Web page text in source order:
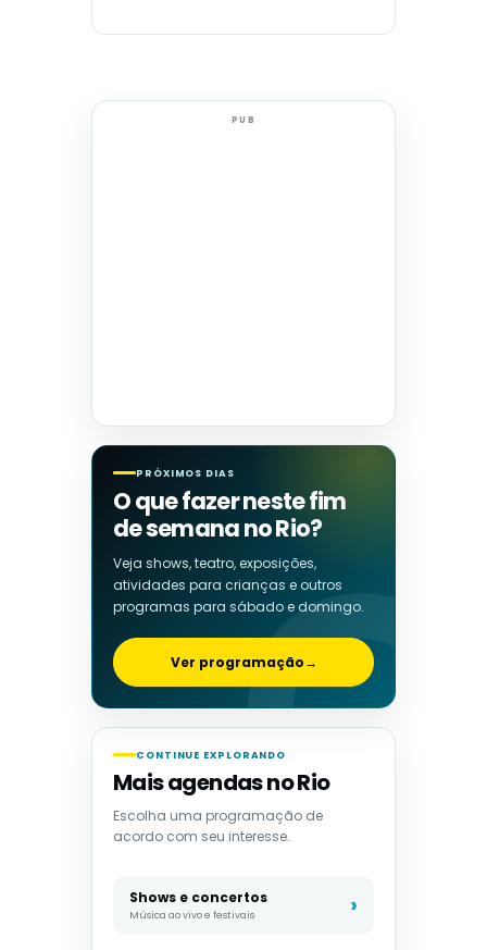
PUB
PRÓXIMOS DIAS
O que fazer neste fim
de semana no Rio?
Veja shows, teatro, exposições,
atividades para crianças e outros
programas para sábado e domingo.
Ver programação→
CONTINUE EXPLORANDO
Mais agendas no Rio
Escolha uma programação de
acordo com seu interesse.
Shows e concertos
Música ao vivo e festivais